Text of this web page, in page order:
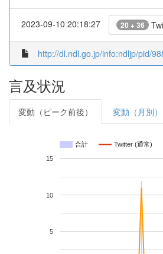
2023-09-10 20:18:27 20 + 36
http://dl.ndl.go.jp/info:ndljp/pid/
言及状況
変動（ピーク前後） 変動（月別）
合計 Twitter (通常)
5
10
15